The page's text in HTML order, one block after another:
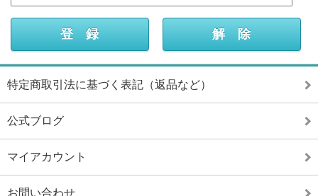
特定商取引法に基づく表記（返品など）
公式ブログ
マイアカウント
お問い合わせ